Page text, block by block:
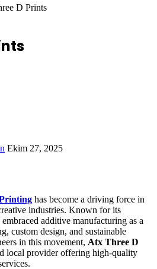
D Prints
Ekim 27, 2025
has become a driving force in
industries. Known for its
additive manufacturing as a
custom design, and sustainable
in this movement, Atx Three D
local provider offering high-quality